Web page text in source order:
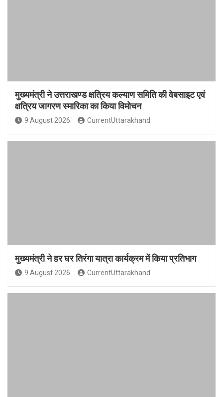
मुख्यमंत्री ने उत्तराखण्ड क्षत्रिय कल्याण समिति की वेबसाइट एवं
क्षत्रिय जागरण स्मारिका का किया विमोचन
9 August 2026 CurrentUttarakhand
मुख्यमंत्री ने हर घर तिरंगा यात्रा कार्यक्रम में किया प्रतिभाग
9 August 2026 CurrentUttarakhand